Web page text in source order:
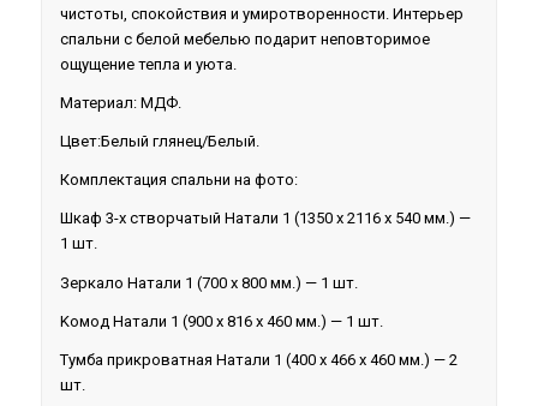
чистоты, спокойствия и умиротворенности. Интерьер
спальни с белой мебелью подарит неповторимое
ощущение тепла и уюта.
Материал: МДФ.
Цвет:Белый глянец/Белый.
Комплектация спальни на фото:
Шкаф 3-х створчатый Натали 1 (1350 x 2116 x 540 мм.) —
1 шт.
Зеркало Натали 1 (700 x 800 мм.) — 1 шт.
Koмoд Натали 1 (900 x 816 x 460 мм.) — 1 шт.
Tyмбa пpикpoвaтнaя Натали 1 (400 x 466 x 460 мм.) — 2
шт.